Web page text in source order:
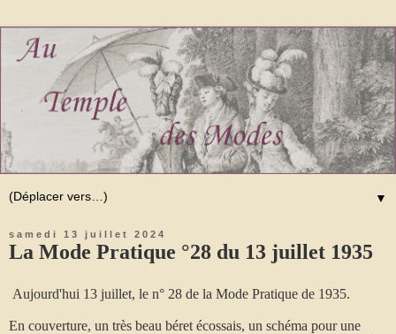
▼
samedi 13 juillet 2024
La Mode Pratique °28 du 13 juillet 1935
Aujourd'hui 13 juillet, le n° 28 de la Mode Pratique de 1935.
En couverture, un très beau béret écossais, un schéma pour une